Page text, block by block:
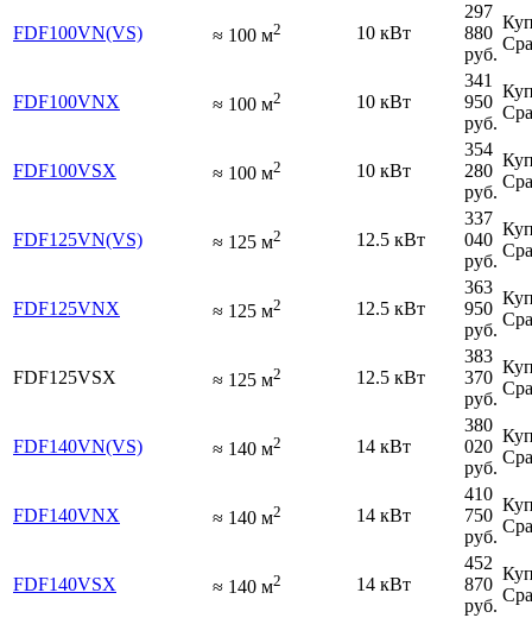
FDF100VN(VS) ≈ 100 м2 10 кВт
297
880
руб.
FDF100VNX ≈ 100 м2 10 кВт
341
950
руб.
FDF100VSX ≈ 100 м2 10 кВт
354
280
руб.
FDF125VN(VS) ≈ 125 м2 12.5 кВт
337
040
руб.
FDF125VNX ≈ 125 м2 12.5 кВт
363
950
руб.
FDF125VSX ≈ 125 м2 12.5 кВт
383
370
руб.
FDF140VN(VS) ≈ 140 м2 14 кВт
380
020
руб.
FDF140VNX ≈ 140 м2 14 кВт
410
750
руб.
FDF140VSX ≈ 140 м2 14 кВт
452
870
руб.